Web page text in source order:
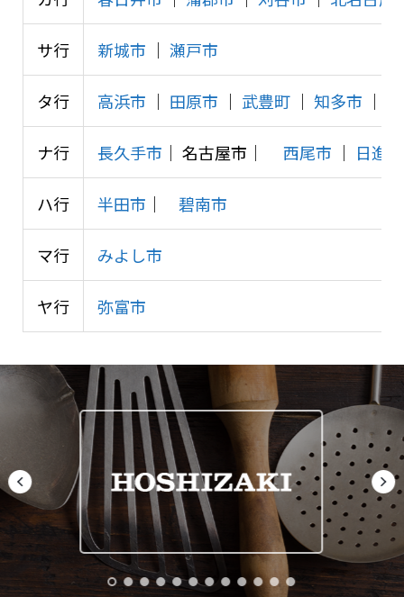
サ行 新城市 │ 瀬戸市
タ行 高浜市 │ 田原市 │ 武豊町│ 知多市 │
ナ行 長久手市 │ 名古屋市│ 西尾市 │ 日進市
ハ行 半田市 │ 碧南市
マ行 みよし市
ヤ行 弥富市